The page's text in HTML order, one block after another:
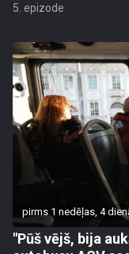
5. epizode
pirms 1 nedēļas, 4
"Pūš vējš, bija